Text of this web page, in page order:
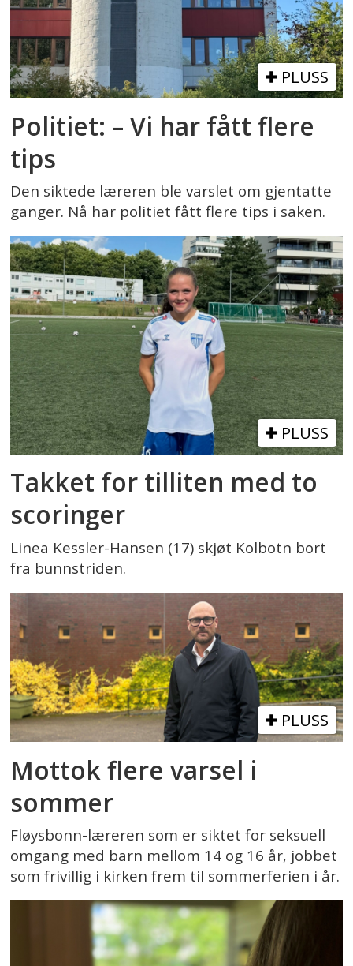
PLUSS
Politiet: – Vi har fått flere
tips
Den siktede læreren ble varslet om gjentatte
ganger. Nå har politiet fått flere tips i saken.
PLUSS
Takket for tilliten med to
scoringer
Linea Kessler-Hansen (17) skjøt Kolbotn bort
fra bunnstriden.
PLUSS
Mottok flere varsel i
sommer
Fløysbonn-læreren som er siktet for seksuell
omgang med barn mellom 14 og 16 år, jobbet
som frivillig i kirken frem til sommerferien i år.